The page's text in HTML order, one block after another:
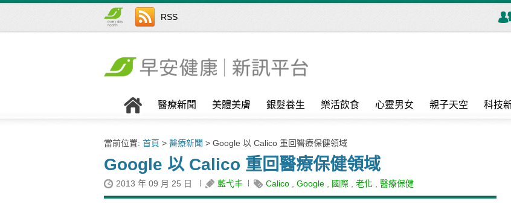
RSS
醫療新聞 美體美膚 銀髮養生 樂活飲食 心靈男女 親子天空 科技
當前位置: 首頁 > 醫療新聞 > Google 以 Calico 重回醫療保健領域
Google 以 Calico 重回醫療保健領域
2013 年 09 月 25 日 藍弋丰 Calico Google 國際 老化 醫療保健